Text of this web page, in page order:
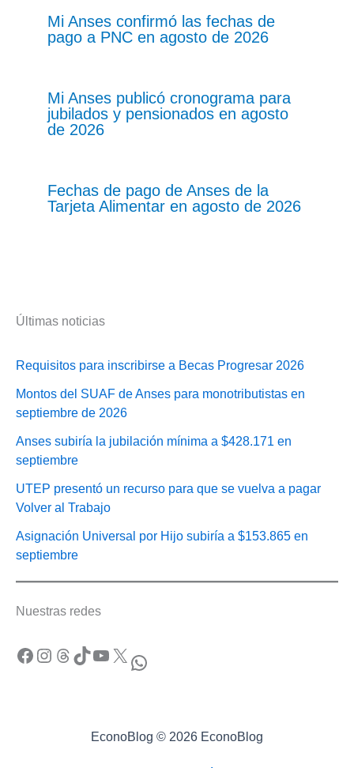
Mi Anses confirmó las fechas de
pago a PNC en agosto de 2026
Mi Anses publicó cronograma para
jubilados y pensionados en agosto
de 2026
Fechas de pago de Anses de la
Tarjeta Alimentar en agosto de 2026
Últimas noticias
Requisitos para inscribirse a Becas Progresar 2026
Montos del SUAF de Anses para monotributistas en
septiembre de 2026
Anses subiría la jubilación mínima a $428.171 en
septiembre
UTEP presentó un recurso para que se vuelva a pagar
Volver al Trabajo
Asignación Universal por Hijo subiría a $153.865 en
septiembre
Nuestras redes
Facebook Instagram Threads TikTok YouTube X WhatsApp
EconoBlog © 2026 EconoBlog